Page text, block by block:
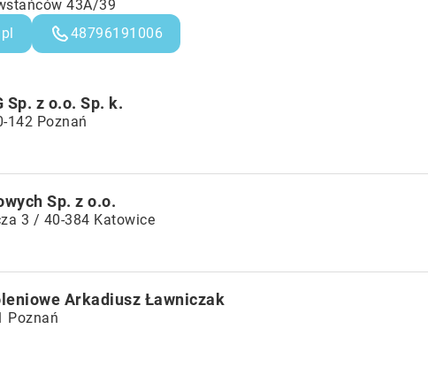
43A/39
48796191006
Sp. z o.o. Sp. k.
142 Poznań
Sp. z o.o.
3 / 40-384 Katowice
Arkadiusz Ławniczak
Poznań